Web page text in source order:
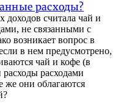
расходы?
доходов считала чай и
не связанными с
возникает вопрос в
в нем предусмотрено,
чай и кофе (в
расходами
же они облагаются